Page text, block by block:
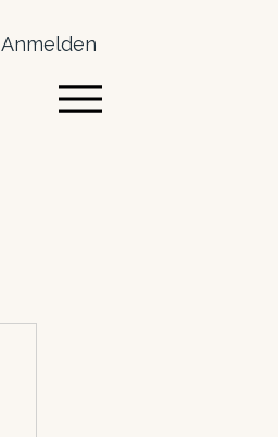
Anmelden